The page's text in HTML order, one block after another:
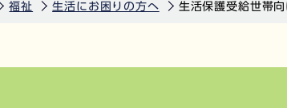
福祉 生活にお困りの方へ 生活保護受給世帯